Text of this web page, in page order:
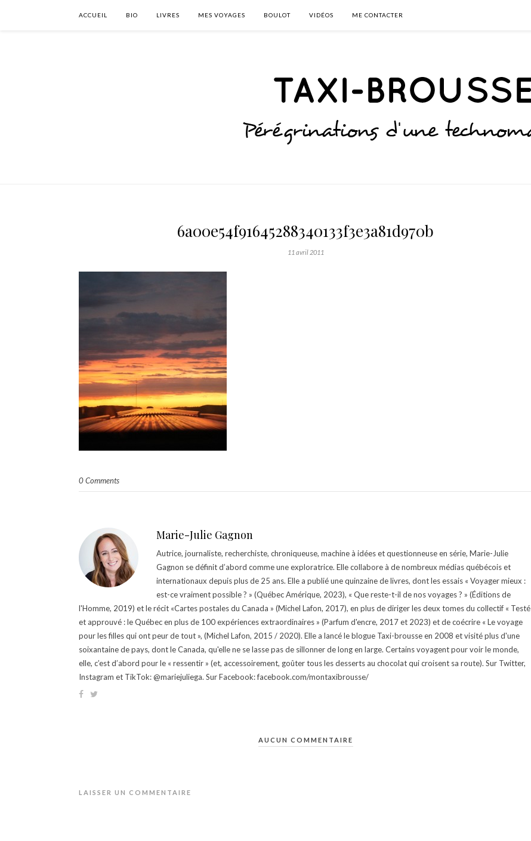
ACCUEIL BIO LIVRES MES VOYAGES BOULOT VIDÉOS ME CONTACTER
6a00e54f91645288340133f3e3a81d970b
11 avril 2011
0 Comments
Marie-Julie Gagnon
Autrice, journaliste, recherchiste, chroniqueuse, machine à idées et questionneuse en série, Marie-Julie
Gagnon se définit d’abord comme une exploratrice. Elle collabore à de nombreux médias québécois et
internationaux depuis plus de 25 ans. Elle a publié une quinzaine de livres, dont les essais « Voyager mieux :
est-ce vraiment possible ? » (Québec Amérique, 2023), « Que reste-t-il de nos voyages ? » (Éditions de
l'Homme, 2019) et le récit «Cartes postales du Canada » (Michel Lafon, 2017), en plus de diriger les deux tomes du collectif « Testé
et approuvé : le Québec en plus de 100 expériences extraordinaires » (Parfum d'encre, 2017 et 2023) et de coécrire « Le voyage
pour les filles qui ont peur de tout », (Michel Lafon, 2015 / 2020). Elle a lancé le blogue Taxi-brousse en 2008 et visité plus d'une
soixantaine de pays, dont le Canada, qu'elle ne se lasse pas de sillonner de long en large. Certains voyagent pour voir le monde,
elle, c’est d’abord pour le « ressentir » (et, accessoirement, goûter tous les desserts au chocolat qui croisent sa route). Sur Twitter,
Instagram et TikTok: @mariejuliega. Sur Facebook: facebook.com/montaxibrousse/
AUCUN COMMENTAIRE
LAISSER UN COMMENTAIRE